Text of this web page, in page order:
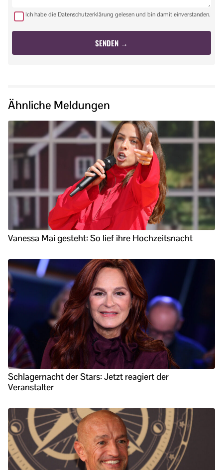
Ich habe die Datenschutzerklärung gelesen und bin damit einverstanden.
Ähnliche Meldungen
Vanessa Mai gesteht: So lief ihre Hochzeitsnacht
Schlagernacht der Stars: Jetzt reagiert der
Veranstalter